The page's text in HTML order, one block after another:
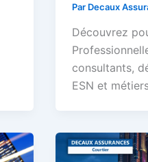
Par Decaux
Découvrez
consultants,
ESN et